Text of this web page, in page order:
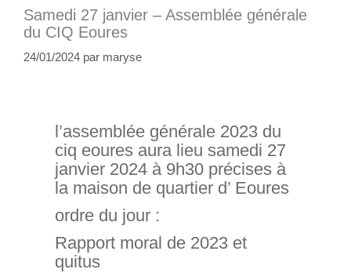
Samedi 27 janvier – Assemblée générale
du CIQ Eoures
24/01/2024 par maryse
l’assemblée générale 2023 du
ciq eoures aura lieu samedi 27
janvier 2024 à 9h30 précises à
la maison de quartier d’ Eoures
ordre du jour :
Rapport moral de 2023 et
quitus